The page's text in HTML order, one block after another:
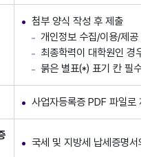
첨부 양식 작성 후 제출
개인정보 수집/이용/제공
최종학력이 대학원인 경우
붉은 별표(*) 표기 칸 필수
사업자등록증 PDF 파일로 제
국세 및 지방세 납세증명서